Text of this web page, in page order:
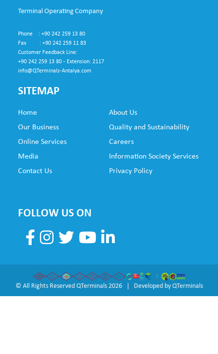
Terminal Operating Company
Phone : +90 242 259 13 80
Fax : +90 242 259 11 83
Customer Feedback Line:
+90 242 259 13 80 - Extension: 2117
info@QTerminals-Antalya.com
SITEMAP
Home
About Us
Our Business
Quality and Sustainability
Online Services
Careers
Media
Information Society Services
Contact Us
Privacy Policy
FOLLOW US ON
© All Rights Reserved QTerminals 2026 | Developed by QTerminals